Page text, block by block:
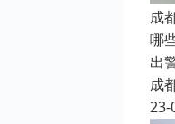
成
哪
出
成
23-